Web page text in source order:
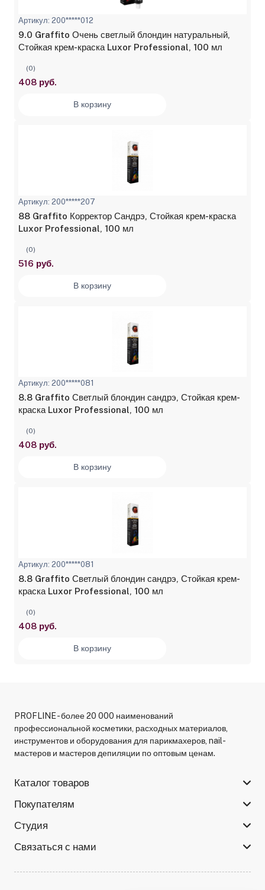
Артикул: 200*****012
9.0 Graffito Очень светлый блондин натуральный,
Стойкая крем-краска Luxor Professional, 100 мл
(0)
408 руб.
В корзину
Артикул: 200*****207
88 Graffito Корректор Сандрэ, Стойкая крем-краска
Luxor Professional, 100 мл
(0)
516 руб.
В корзину
Артикул: 200*****081
8.8 Graffito Светлый блондин сандрэ, Стойкая крем-
краска Luxor Professional, 100 мл
(0)
408 руб.
В корзину
Артикул: 200*****081
8.8 Graffito Светлый блондин сандрэ, Стойкая крем-
краска Luxor Professional, 100 мл
(0)
408 руб.
В корзину
PROFLINE - более 20 000 наименований
профессиональной косметики, расходных материалов,
инструментов и оборудования для парикмахеров, nail-
мастеров и мастеров депиляции по оптовым ценам.
Каталог товаров
Покупателям
Студия
Связаться с нами